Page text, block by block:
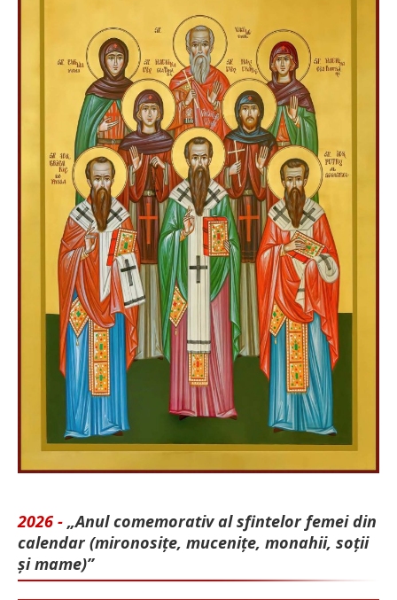
2026 - „Anul comemorativ al sfintelor femei din
calendar (mironosițe, mu­cenițe, monahii, soții
și mame)”